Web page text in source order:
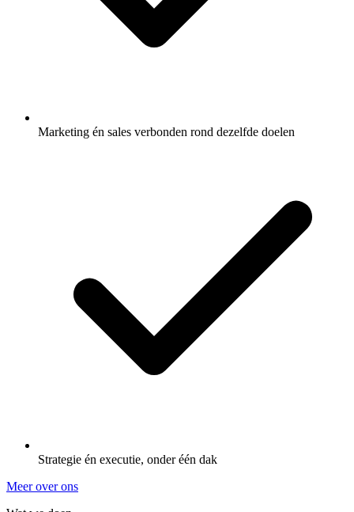
Marketing én sales verbonden rond dezelfde doelen
Strategie én executie, onder één dak
Meer over ons